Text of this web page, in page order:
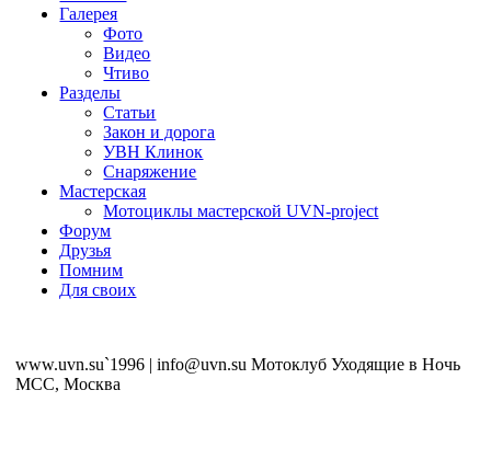
Галерея
Фото
Видео
Чтиво
Разделы
Статьи
Закон и дорога
УВН Клинок
Снаряжение
Мастерская
Мотоциклы мастерской UVN-project
Форум
Друзья
Помним
Для своих
www.uvn.su`1996 | info@uvn.su Мотоклуб Уходящие в Ночь
MCC, Москва